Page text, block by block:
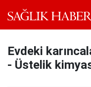
Evdeki
- Üstelik